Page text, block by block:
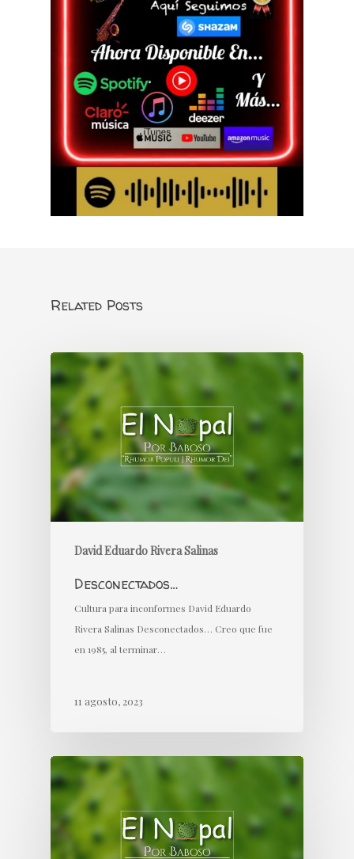
Related Posts
David Eduardo Rivera Salinas
Desconectados…
Cultura para inconformes David Eduardo
Rivera Salinas Desconectados… Creo que fue
en 1985, al terminar…
11 agosto, 2023